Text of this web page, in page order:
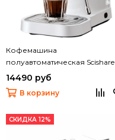
Кофемашина
полуавтоматическая Scishare
S1181
14490 руб
В корзину
СКИДКА 12%